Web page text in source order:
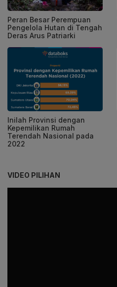
Peran Besar Perempuan
Pengelola Hutan di Tengah
Deras Arus Patriarki
Inilah Provinsi dengan
Kepemilikan Rumah
Terendah Nasional pada
2022
VIDEO PILIHAN